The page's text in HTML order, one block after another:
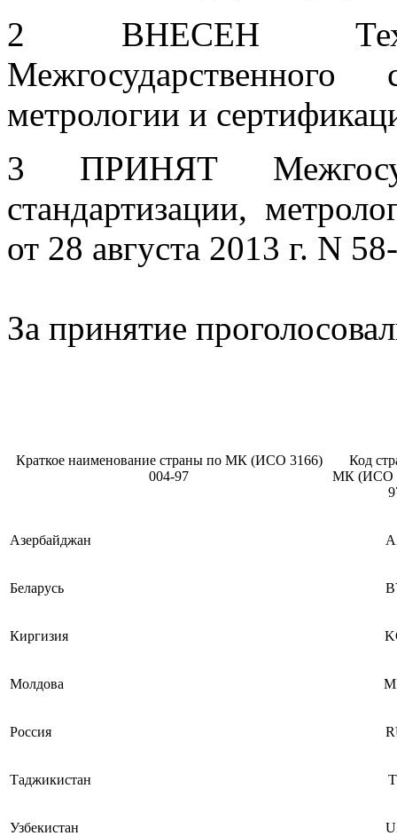
2 ВНЕСЕН
метрологии и
3 ПРИНЯТ
стандартизации,
от 28 августа 2013 г. N
За принятие
Краткое наименование страны по МК (ИСО 3166)
004-97
Код
МК (ИСО
Азербайджан
Беларусь
Киргизия
Молдова
Россия
Таджикистан
Узбекистан